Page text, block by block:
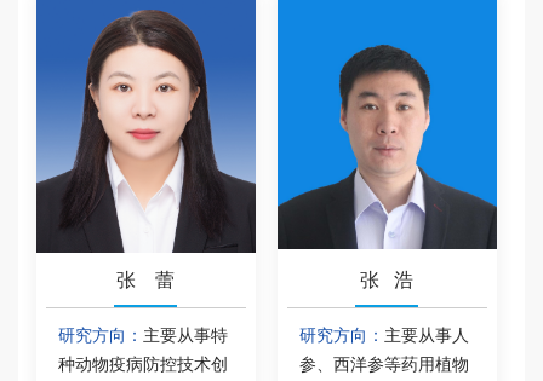
疾病预警系统开发。
张 蕾
研究方向： 主要从事特
种动物疫病防控技术创
张 浩
研究方向： 主要从事人
参、西洋参等药用植物